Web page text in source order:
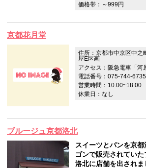
価格帯：～999円
京都花月堂
住所：京都市中京区中之
屋E区画
アクセス：阪急電車「河
電話番号：075-744-6735
営業時間：10:00~18:00
休業日：なし
ブルージュ京都洛北
スイーツとパンを京
ゴンで販売されてい
洛北に店舗を出され